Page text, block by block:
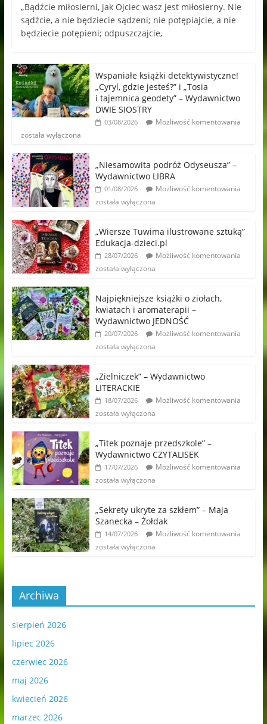
„Bądźcie miłosierni, jak Ojciec wasz jest miłosierny. Nie
sądźcie, a nie będziecie sądzeni; nie potępiajcie, a nie
będziecie potępieni; odpuszczajcie,
Wspaniałe książki detektywistyczne!
„Cyryl, gdzie jesteś?” i „Tosia
i tajemnica geodety” – Wydawnictwo
DWIE SIOSTRY
03/08/2026
Możliwość komentowania
została wyłączona
„Niesamowita podróż Odyseusza” –
Wydawnictwo LIBRA
01/08/2026
Możliwość komentowania
została wyłączona
„Wiersze Tuwima ilustrowane sztuką”
Edukacja-dzieci.pl
28/07/2026
Możliwość komentowania
została wyłączona
Najpiękniejsze książki o ziołach,
kwiatach i aromaterapii –
Wydawnictwo JEDNOŚĆ
20/07/2026
Możliwość komentowania
została wyłączona
„Zielniczek” – Wydawnictwo
LITERACKIE
18/07/2026
Możliwość komentowania
została wyłączona
„Titek poznaje przedszkole” –
Wydawnictwo CZYTALISEK
17/07/2026
Możliwość komentowania
została wyłączona
„Sekrety ukryte za szkłem” – Maja
Szanecka – Żołdak
14/07/2026
Możliwość komentowania
została wyłączona
Archiwa
sierpień 2026
lipiec 2026
czerwiec 2026
maj 2026
kwiecień 2026
marzec 2026